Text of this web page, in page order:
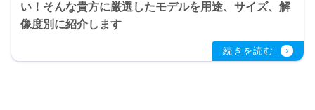
い！そんな貴方に厳選したモデルを用途、サイズ、解
像度別に紹介します